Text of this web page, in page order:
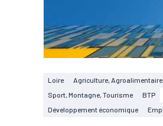
Loire
Agriculture,
Sport, Montagne, Tourisme
BTP
Développement économique